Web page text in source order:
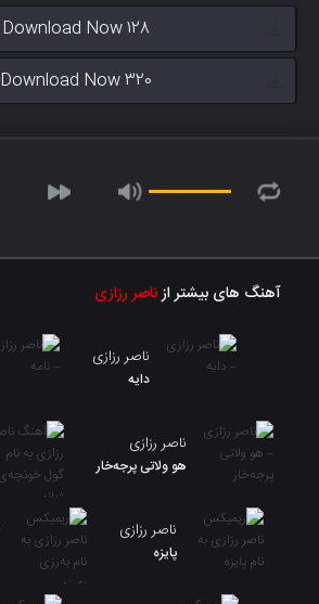
Download Now 128
Download Now 320
آهنگ های بیشتر ازناصر رزازی
ناصر رزازی
دایه
ناصر رزازی
هو ولاتی پرجەخار
ناصر رزازی
پایزه